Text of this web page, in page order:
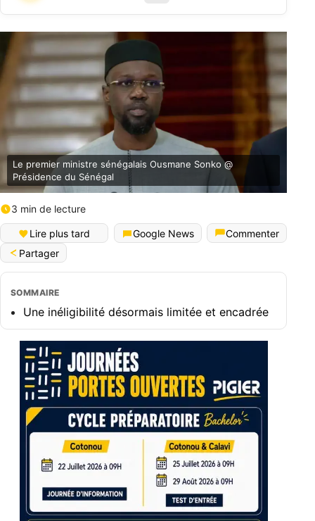
Le premier ministre sénégalais Ousmane Sonko @
Présidence du Sénégal
3 min de lecture
Lire plus tard Google News
Commenter
Partager
SOMMAIRE
Une inéligibilité désormais limitée et encadrée